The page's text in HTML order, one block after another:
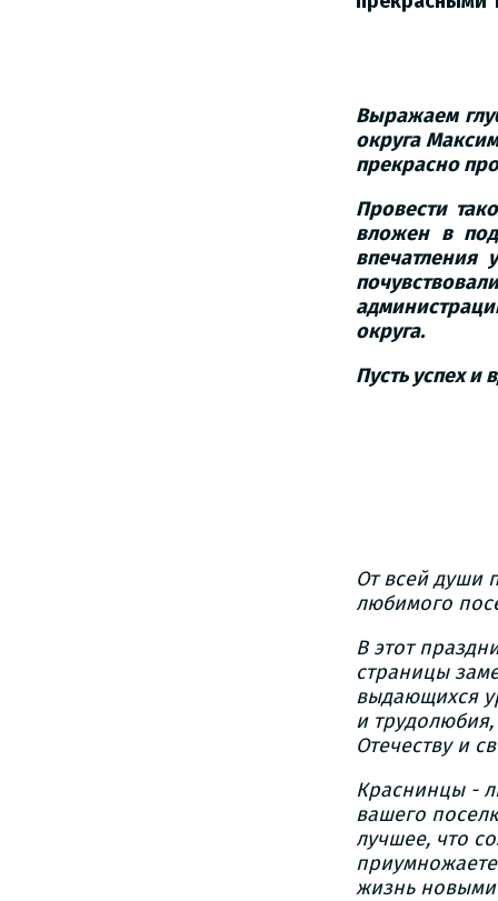
Выражаем
округа
прекрасно
Провести
вложен в
впечатления
округа.
Пусть успех и
От всей души
любимого
В этот
страницы
выдающихся
и
Отечеству и
Краснинцы -
вашего
лучшее, что
жизнь